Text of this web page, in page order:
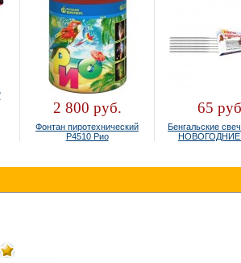
2 800 руб.
Фонтан пиротехнический
Р4510 Рио
65 руб.
Бенгальские свечи
НОВОГОДНИЕ